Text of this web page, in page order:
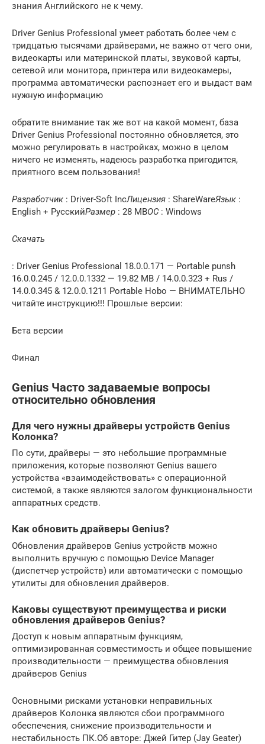
знания Английского не к чему.
Driver Genius Professional умеет работать более чем с
тридцатью тысячами драйверами, не важно от чего они,
видеокарты или материнской платы, звуковой карты,
сетевой или монитора, принтера или видеокамеры,
программа автоматически распознает его и выдаст вам
нужную информацию
обратите внимание так же вот на какой момент, база
Driver Genius Professional постоянно обновляется, это
можно регулировать в настройках, можно в целом
ничего не изменять, надеюсь разработка пригодится,
приятного всем пользования!
Разработчик : Driver-Soft IncЛицензия : ShareWareЯзык :
English + РусскийРазмер : 28 MBОС: Windows
Скачать
: Driver Genius Professional 18.0.0.171 — Portable punsh
16.0.0.245 / 12.0.0.1332 — 19.82 MB / 14.0.0.323 + Rus /
14.0.0.345 & 12.0.0.1211 Portable Hobo — ВНИМАТЕЛЬНО
читайте инструкцию!!! Прошлые версии:
Бета версии
Финал
Genius Часто задаваемые вопросы
относительно обновления
Для чего нужны драйверы устройств Genius
Колонка?
По сути, драйверы — это небольшие программные
приложения, которые позволяют Genius вашего
устройства «взаимодействовать» с операционной
системой, а также являются залогом функциональности
аппаратных средств.
Как обновить драйверы Genius?
Обновления драйверов Genius устройств можно
выполнить вручную с помощью Device Manager
(диспетчер устройств) или автоматически с помощью
утилиты для обновления драйверов.
Каковы существуют преимущества и риски
обновления драйверов Genius?
Доступ к новым аппаратным функциям,
оптимизированная совместимость и общее повышение
производительности — преимущества обновления
драйверов Genius
Основными рисками установки неправильных
драйверов Колонка являются сбои программного
обеспечения, снижение производительности и
нестабильность ПК.Об авторе: Джей Гитер (Jay Geater)